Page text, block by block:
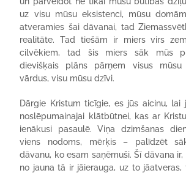
uz visu mūsu eksistenci, mūsu
atveramies šai dāvanai, tad
realitāte. Tad tiešām ir miers virs
cilvēkiem, tad šis miers sāk mūs
dievišķais plāns pārņem visus mūsu
vārdus, visu mūsu dzīvi.
Dārgie Kristum ticīgie, es jūs aicinu, lai
noslēpumainajai klātbūtnei, kas ar
ienākusi pasaulē. Viņa dzimšanas
viens nodoms, mērķis – palīdzēt
dāvanu, ko esam saņēmuši. Šī dāvana
no jauna tā ir jāierauga, uz to